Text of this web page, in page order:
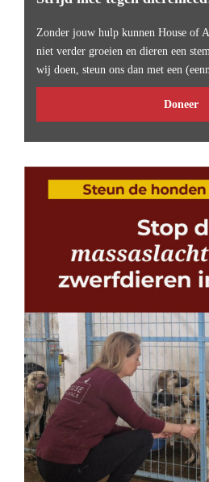
Zonder jouw hulp kunnen House of
niet verder groeien en dieren een
wij doen, steun ons dan met een
Doneer